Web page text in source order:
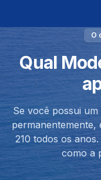
O
Qual
Se você possui
permanentemente,
210 todos os
como a